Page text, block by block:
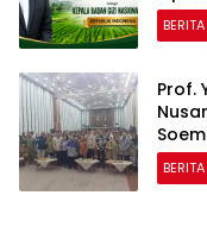
dan
BERITA
Prof.
BERITA